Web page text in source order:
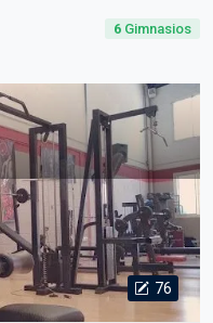
6 Gimnasios
76